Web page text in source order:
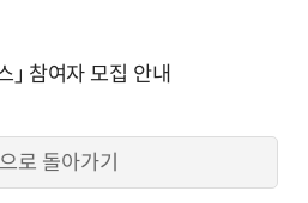
」 참여자 모집 안내
로 돌아가기